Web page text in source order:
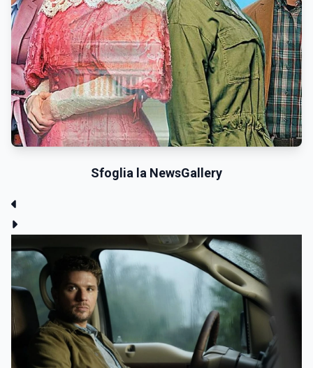
Sfoglia la NewsGallery